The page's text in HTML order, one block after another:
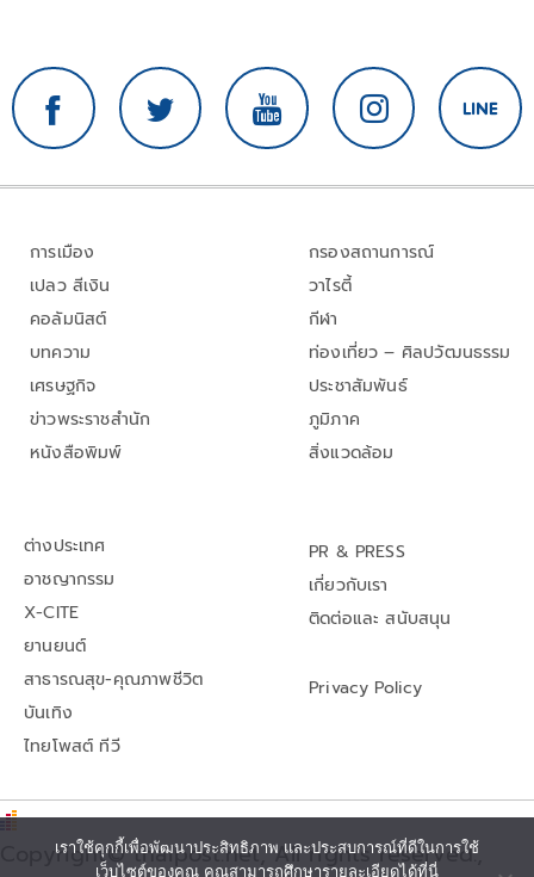
การเมือง
เปลว สีเงิน
คอลัมนิสต์
บทความ
เศรษฐกิจ
ข่าวพระราชสำนัก
หนังสือพิมพ์
กรองสถานการณ์
วาไรตี้
กีฬา
ท่องเที่ยว – ศิลปวัฒนธรรม
ประชาสัมพันธ์
ภูมิภาค
สิ่งแวดล้อม
ต่างประเทศ
อาชญากรรม
X-CITE
ยานยนต์
สาธารณสุข-คุณภาพชีวิต
บันเทิง
ไทยโพสต์ ทีวี
PR & PRESS
เกี่ยวกับเรา
ติดต่อและ สนับสนุน
Privacy Policy
Copyright© thaipost.net, All rights reserved.,
เราใช้คุกกี้เพื่อพัฒนาประสิทธิภาพ และประสบการณ์ที่ดีในการใช้
เว็บไซต์ของคุณ คุณสามารถศึกษารายละเอียดได้ที่นี่